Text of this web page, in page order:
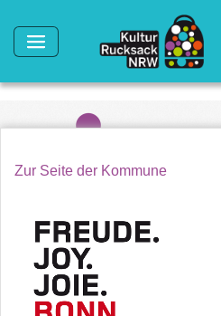
Zur Seite der Kommune